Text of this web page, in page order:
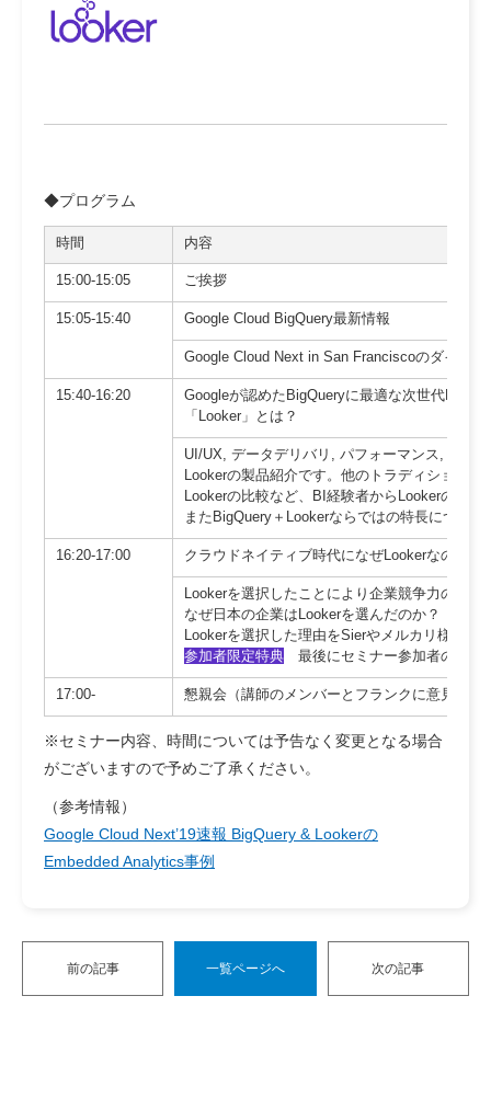
◆プログラム
時間 内容
15:00-15:05 ご挨拶
15:05-15:40 Google Cloud BigQuery最新情報
Google Cloud Next in San Franciscoのダイジ
15:40-16:20
Googleが認めたBigQueryに最適な次世代BIツー
「Looker」とは？
UI/UX, データデリバリ, パフォーマンス, プラ
Lookerの製品紹介です。他のトラディショナ
Lookerの比較など、BI経験者からLookerのメ
またBigQuery＋Lookerならではの特長につい
16:20-17:00 クラウドネイティブ時代になぜLookerなのか？
Lookerを選択したことにより企業競争力の向上
なぜ日本の企業はLookerを選んだのか？
Lookerを選択した理由をSierやメルカリ様、
参加者限定特典 最後にセミナー参加者の皆様
17:00- 懇親会（講師のメンバーとフランクに意見交換
※セミナー内容、時間については予告なく変更となる場合
がございますので予めご了承ください。
（参考情報）
Google Cloud Next’19速報 BigQuery & Lookerの
Embedded Analytics事例
前の記事 一覧ページへ 次の記事